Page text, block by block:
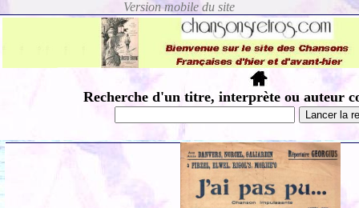
Recherche d'un titre, interprète ou auteur